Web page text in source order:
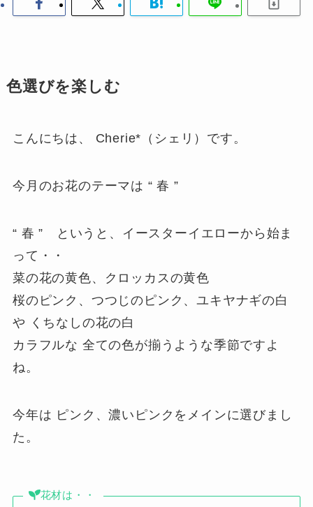
色選びを楽しむ
こんにちは、 Cherie*（シェリ）です。
今月のお花のテーマは “ 春 ”
“ 春 ” というと、イースターイエローから始ま
って・・
菜の花の黄色、クロッカスの黄色
桜のピンク、つつじのピンク、ユキヤナギの白
や くちなしの花の白
カラフルな 全ての色が揃うような季節ですよ
ね。
今年は ピンク、濃いピンクをメインに選びまし
た。
花材は・・